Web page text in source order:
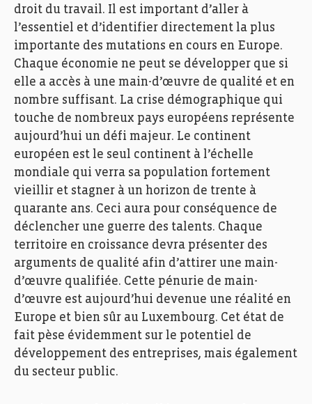
droit du travail. Il est important d’aller à
l’essentiel et d’identifier directement la plus
importante des mutations en cours en Europe.
Chaque économie ne peut se développer que si
elle a accès à une main-d’œuvre de qualité et en
nombre suffisant. La crise démographique qui
touche de nombreux pays européens représente
aujourd’hui un défi majeur. Le continent
européen est le seul continent à l’échelle
mondiale qui verra sa population fortement
vieillir et stagner à un horizon de trente à
quarante ans. Ceci aura pour conséquence de
déclencher une guerre des talents. Chaque
territoire en croissance devra présenter des
arguments de qualité afin d’attirer une main-
d’œuvre qualifiée. Cette pénurie de main-
d’œuvre est aujourd’hui devenue une réalité en
Europe et bien sûr au Luxembourg. Cet état de
fait pèse évidemment sur le potentiel de
développement des entreprises, mais également
du secteur public.